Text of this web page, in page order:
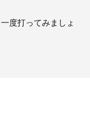
度打ってみましょ